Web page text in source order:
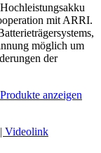
mit ARRI.
möglich um
der
anzeigen